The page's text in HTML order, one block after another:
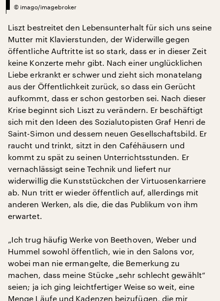
© imago/imagebroker
Liszt bestreitet den Lebensunterhalt für sich uns seine
Mutter mit Klavierstunden, der Widerwille gegen
öffentliche Auftritte ist so stark, dass er in dieser Zeit
keine Konzerte mehr gibt. Nach einer unglücklichen
Liebe erkrankt er schwer und zieht sich monatelang
aus der Öffentlichkeit zurück, so dass ein Gerücht
aufkommt, dass er schon gestorben sei. Nach dieser
Krise beginnt sich Liszt zu verändern. Er beschäftigt
sich mit den Ideen des Sozialutopisten Graf Henri de
Saint-Simon und dessem neuen Gesellschaftsbild. Er
raucht und trinkt, sitzt in den Caféhäusern und
kommt zu spät zu seinen Unterrichtsstunden. Er
vernachlässigt seine Technik und liefert nur
widerwillig die Kunststückchen der Virtuosenkarriere
ab. Nun tritt er wieder öffentlich auf, allerdings mit
anderen Werken, als die, die das Publikum von ihm
erwartet.
„Ich trug häufig Werke von Beethoven, Weber und
Hummel sowohl öffentlich, wie in den Salons vor,
wobei man nie ermangelte, die Bemerkung zu
machen, dass meine Stücke „sehr schlecht gewählt“
seien; ja ich ging leichtfertiger Weise so weit, eine
Menge Läufe und Kadenzen beizufügen, die mir